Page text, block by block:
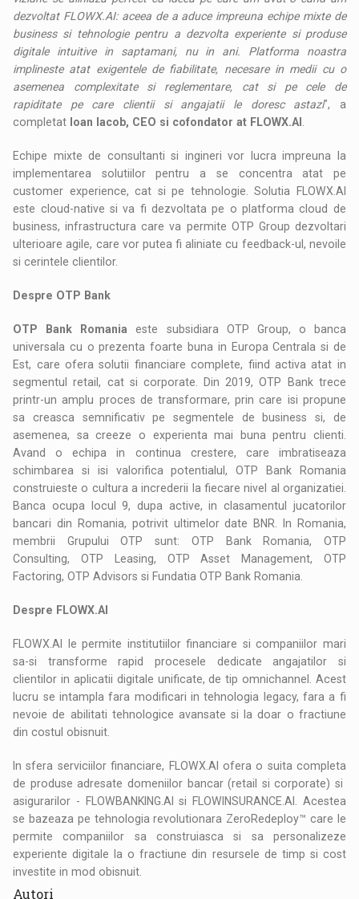
dezvoltat FLOWX.AI: aceea de a aduce impreuna echipe mixte de
business si tehnologie pentru a dezvolta experiente si produse
digitale intuitive in saptamani, nu in ani. Platforma noastra
implineste atat exigentele de fiabilitate, necesare in medii cu o
asemenea complexitate si reglementare, cat si pe cele de
rapiditate pe care clientii si angajatii le doresc astazi”, a
completat Ioan Iacob, CEO si cofondator at FLOWX.AI
Echipe mixte de consultanti si ingineri vor lucra impreuna la
implementarea solutiilor pentru a se concentra atat pe
customer experience, cat si pe tehnologie. Solutia FLOWX.AI
este cloud-native si va fi dezvoltata pe o platforma cloud de
business, infrastructura care va permite OTP Group dezvoltari
ulterioare agile, care vor putea fi aliniate cu feedback-ul, nevoile
si cerintele clientilor.
Despre OTP Bank
OTP Bank Romania este subsidiara OTP Group, o banca
universala cu o prezenta foarte buna in Europa Centrala si de
Est, care ofera solutii financiare complete, fiind activa atat in
segmentul retail, cat si corporate. Din 2019, OTP Bank trece
printr-un amplu proces de transformare, prin care isi propune
sa creasca semnificativ pe segmentele de business si, de
asemenea, sa creeze o experienta mai buna pentru clienti.
Avand o echipa in continua crestere, care imbratiseaza
schimbarea si isi valorifica potentialul, OTP Bank Romania
construieste o cultura a increderii la fiecare nivel al organizatiei.
Banca ocupa locul 9, dupa active, in clasamentul jucatorilor
bancari din Romania, potrivit ultimelor date BNR. In Romania,
membrii Grupului OTP sunt: OTP Bank Romania, OTP
Consulting, OTP Leasing, OTP Asset Management, OTP
Factoring, OTP Advisors si Fundatia OTP Bank Romania.
Despre FLOWX.AI
FLOWX.AI le permite institutiilor financiare si companiilor mari
sa-si transforme rapid procesele dedicate angajatilor si
clientilor in aplicatii digitale unificate, de tip omnichannel. Acest
lucru se intampla fara modificari in tehnologia legacy, fara a fi
nevoie de abilitati tehnologice avansate si la doar o fractiune
din costul obisnuit.
In sfera serviciilor financiare, FLOWX.AI ofera o suita completa
de produse adresate domeniilor bancar (retail si corporate) si
asigurarilor - FLOWBANKING.AI si FLOWINSURANCE.AI. Acestea
se bazeaza pe tehnologia revolutionara ZeroRedeploy™ care le
permite companiilor sa construiasca si sa personalizeze
experiente digitale la o fractiune din resursele de timp si cost
investite in mod obisnuit.
Autori